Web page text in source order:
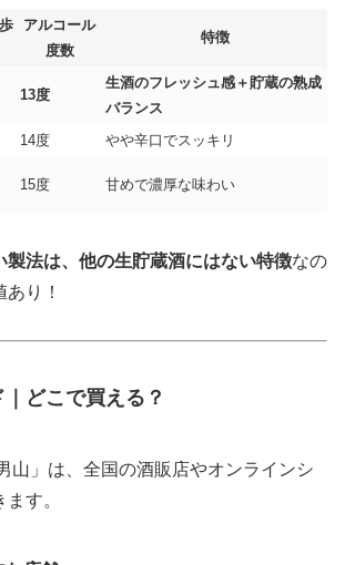
アルコール
度数
特徴
13度
生酒のフレッシュ感＋貯蔵の熟成
バランス
14度
やや辛口でスッキリ
15度 甘めで濃厚な味わい
製法は、他の生貯蔵酒にはない特徴なの
り！
どこで買える？
山」は、全国の酒販店やオンラインシ
す。